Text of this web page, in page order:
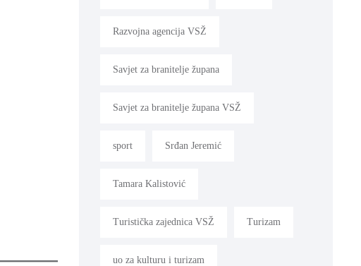
Razvojna agencija VSŽ
Savjet za branitelje župana
Savjet za branitelje župana VSŽ
sport Srđan Jeremić
Tamara Kalistović
Turistička zajednica VSŽ Turizam
uo za kulturu i turizam